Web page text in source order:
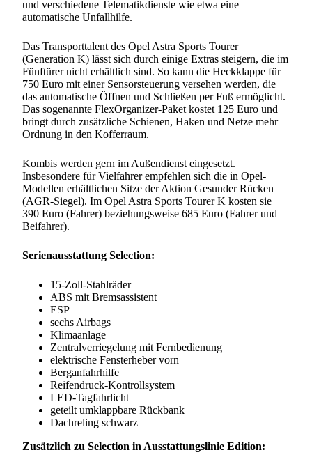
und verschiedene Telematikdienste wie etwa eine
automatische Unfallhilfe.
Das Transporttalent des Opel Astra Sports Tourer
(Generation K) lässt sich durch einige Extras steigern, die im
Fünftürer nicht erhältlich sind. So kann die Heckklappe für
750 Euro mit einer Sensorsteuerung versehen werden, die
das automatische Öffnen und Schließen per Fuß ermöglicht.
Das sogenannte FlexOrganizer-Paket kostet 125 Euro und
bringt durch zusätzliche Schienen, Haken und Netze mehr
Ordnung in den Kofferraum.
Kombis werden gern im Außendienst eingesetzt.
Insbesondere für Vielfahrer empfehlen sich die in Opel-
Modellen erhältlichen Sitze der Aktion Gesunder Rücken
(AGR-Siegel). Im Opel Astra Sports Tourer K kosten sie
390 Euro (Fahrer) beziehungsweise 685 Euro (Fahrer und
Beifahrer).
Serienausstattung Selection:
15-Zoll-Stahlräder
ABS mit Bremsassistent
ESP
sechs Airbags
Klimaanlage
Zentralverriegelung mit Fernbedienung
elektrische Fensterheber vorn
Berganfahrhilfe
Reifendruck-Kontrollsystem
LED-Tagfahrlicht
geteilt umklappbare Rückbank
Dachreling schwarz
Zusätzlich zu Selection in Ausstattungslinie Edition: